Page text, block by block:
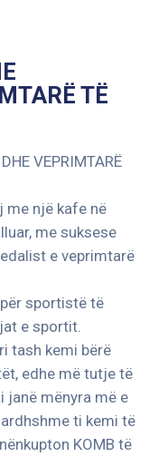
TË
VEPRIMTARË
me një kafe në
me suksese
e veprimtarë
sportistë të
e sportit.
tash kemi bërë
edhe më tutje të
janë mënyra më e
ti kemi të
KOMB të